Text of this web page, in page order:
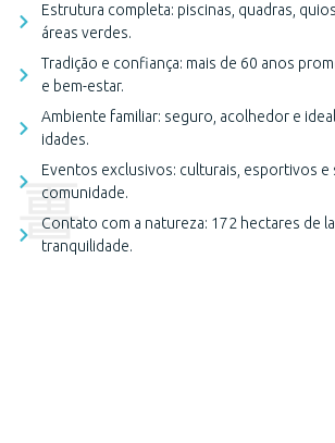
Estrutura completa: piscinas, quadras,
áreas verdes.
Tradição e confiança: mais de 60 anos
e bem-estar.
Ambiente familiar: seguro, acolhedor e
idades.
Eventos exclusivos: culturais, esportivos e
comunidade.
Contato com a natureza: 172 hectares de
tranquilidade.